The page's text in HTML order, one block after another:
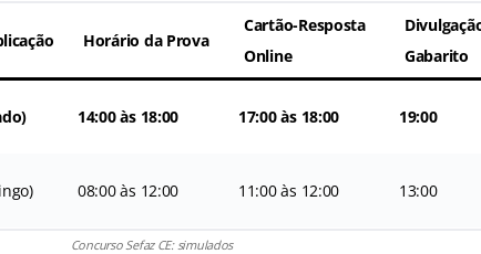
Horário da Prova
Cartão-Resposta
Online
Gabarito
14:00 às 18:00 17:00 às 18:00 19:00
08:00 às 12:00 11:00 às 12:00 13:00
Concurso Sefaz CE: simulados